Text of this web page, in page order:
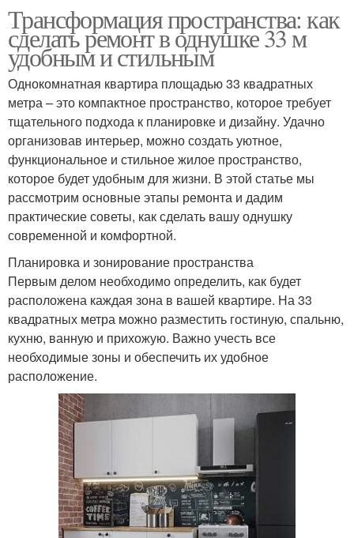
Трансформация пространства: как
сделать ремонт в однушке 33 м
удобным и стильным
Однокомнатная квартира площадью 33 квадратных
метра – это компактное пространство, которое требует
тщательного подхода к планировке и дизайну. Удачно
организовав интерьер, можно создать уютное,
функциональное и стильное жилое пространство,
которое будет удобным для жизни. В этой статье мы
рассмотрим основные этапы ремонта и дадим
практические советы, как сделать вашу однушку
современной и комфортной.
Планировка и зонирование пространства
Первым делом необходимо определить, как будет
расположена каждая зона в вашей квартире. На 33
квадратных метра можно разместить гостиную, спальню,
кухню, ванную и прихожую. Важно учесть все
необходимые зоны и обеспечить их удобное
расположение.